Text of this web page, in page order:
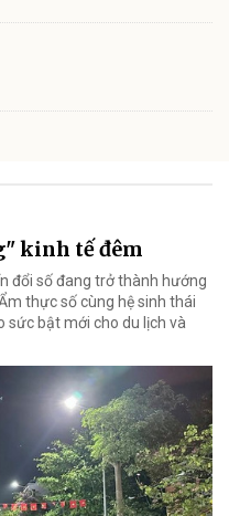
kinh tế đêm
đổi số đang trở thành hướng
thực số cùng hệ sinh thái
sức bật mới cho du lịch và